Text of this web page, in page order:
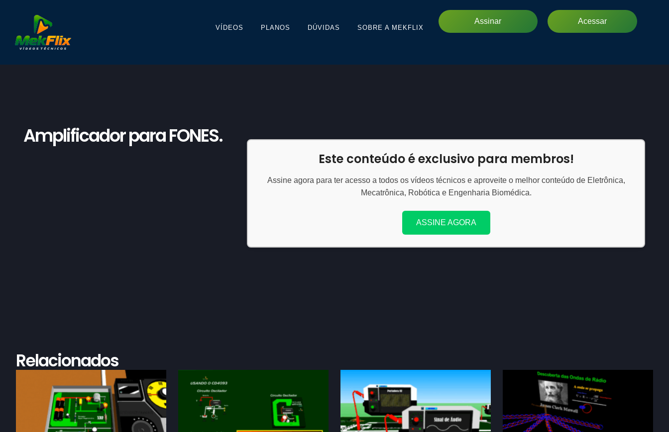
VÍDEOS PLANOS DÚVIDAS SOBRE A MEKFLIX
Assinar Acessar
Amplificador para FONES.
Este conteúdo é exclusivo para membros!
Assine agora para ter acesso a todos os vídeos técnicos e aproveite o melhor conteúdo de Eletrônica,
Mecatrônica, Robótica e Engenharia Biomédica.
ASSINE AGORA
Relacionados